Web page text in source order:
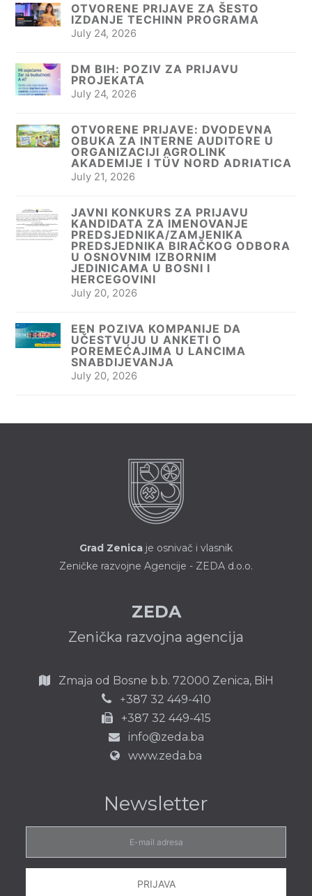
OTVORENE PRIJAVE ZA ŠESTO
IZDANJE TECHINN PROGRAMA
July 24, 2026
DM BIH: POZIV ZA PRIJAVU
PROJEKATA
July 24, 2026
OTVORENE PRIJAVE: DVODEVNA
OBUKA ZA INTERNE AUDITORE U
ORGANIZACIJI AGROLINK
AKADEMIJE I TÜV NORD ADRIATICA
July 21, 2026
JAVNI KONKURS ZA PRIJAVU
KANDIDATA ZA IMENOVANJE
PREDSJEDNIKA/ZAMJENIKA
PREDSJEDNIKA BIRAČKOG ODBORA
U OSNOVNIM IZBORNIM
JEDINICAMA U BOSNI I
HERCEGOVINI
July 20, 2026
EEN POZIVA KOMPANIJE DA
UČESTVUJU U ANKETI O
POREMEĆAJIMA U LANCIMA
SNABDIJEVANJA
July 20, 2026
Grad Zenica je osnivač i vlasnik
Zeničke razvojne Agencije - ZEDA d.o.o.
ZEDA
Zenička razvojna agencija
Zmaja od Bosne b.b. 72000 Zenica, BiH
+387 32 449-410
+387 32 449-415
info@zeda.ba
www.zeda.ba
Newsletter
adresa
PRIJAVA